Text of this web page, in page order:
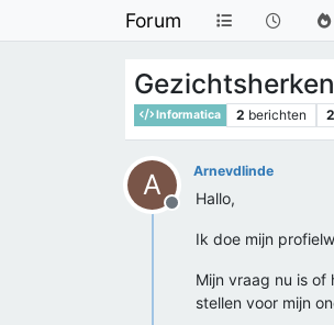
Forum
Informatica 2 berichten 2
A
Offline
Arnevdlinde
Hallo,
Ik doe mijn
Mijn vraag nu is of
stellen voor mijn